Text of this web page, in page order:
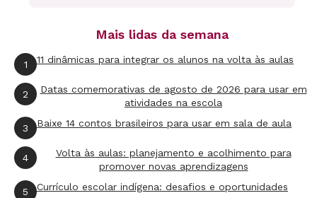
Mais lidas da semana
1 11 dinâmicas para integrar os alunos na volta às aulas
2
Datas comemorativas de agosto de 2026 para usar em
atividades na escola
3 Baixe 14 contos brasileiros para usar em sala de aula
4
Volta às aulas: planejamento e acolhimento para
promover novas aprendizagens
5 Currículo escolar indígena: desafios e oportunidades